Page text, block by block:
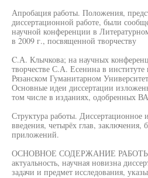
Апробация работы. Положения,
диссертационной работе, были
научной конференции в
в 2009 г., посвященной творчеству
C.А. Клычкова; на научных
творчестве С.А. Есенина в
Рязанском Гуманитарном
Основные идеи диссертации
том числе в изданиях, одобренных
Структура работы. Диссертационное
введения, четырёх глав, заключения,
приложений.
ОСНОВНОЕ СОДЕРЖАНИЕ РАБОТЫ
актуальность, научная новизна
задачи и предмет исследования,